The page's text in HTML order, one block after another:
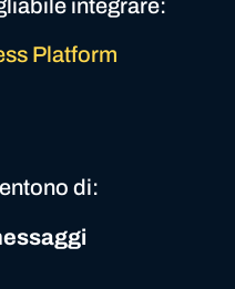
integrare:
Platform
di: